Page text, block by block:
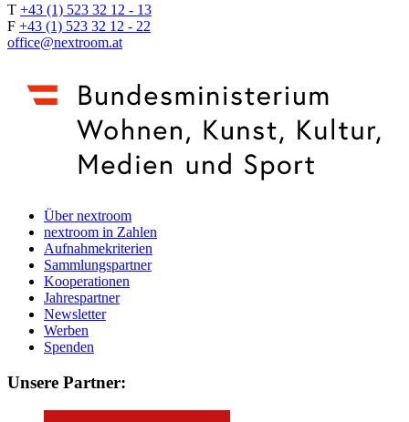
T +43 (1) 523 32 12 - 13
F +43 (1) 523 32 12 - 22
office@nextroom.at
Über nextroom
nextroom in Zahlen
Aufnahmekriterien
Sammlungspartner
Kooperationen
Jahrespartner
Newsletter
Werben
Spenden
Unsere Partner: